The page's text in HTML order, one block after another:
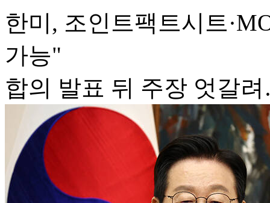
한미, 조인트팩트시트
가능"
합의 발표 뒤 주장 엇갈